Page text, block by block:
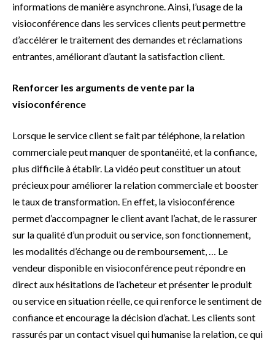
informations de manière asynchrone. Ainsi, l’usage de la
visioconférence dans les services clients peut permettre
d’accélérer le traitement des demandes et réclamations
entrantes, améliorant d’autant la satisfaction client.
Renforcer les arguments de vente par la
visioconférence
Lorsque le service client se fait par téléphone, la relation
commerciale peut manquer de spontanéité, et la confiance,
plus difficile à établir. La vidéo peut constituer un atout
précieux pour améliorer la relation commerciale et booster
le taux de transformation. En effet, la visioconférence
permet d’accompagner le client avant l’achat, de le rassurer
sur la qualité d’un produit ou service, son fonctionnement,
les modalités d’échange ou de remboursement, … Le
vendeur disponible en visioconférence peut répondre en
direct aux hésitations de l’acheteur et présenter le produit
ou service en situation réelle, ce qui renforce le sentiment de
confiance et encourage la décision d’achat. Les clients sont
rassurés par un contact visuel qui humanise la relation, ce qui